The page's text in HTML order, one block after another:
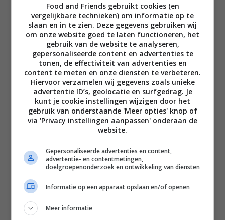
Food and Friends gebruikt cookies (en
vergelijkbare technieken) om informatie op te
slaan en in te zien. Deze gegevens gebruiken wij
om onze website goed te laten functioneren, het
gebruik van de website te analyseren,
gepersonaliseerde content en advertenties te
tonen, de effectiviteit van advertenties en
content te meten en onze diensten te verbeteren.
Hiervoor verzamelen wij gegevens zoals unieke
advertentie ID’s, geolocatie en surfgedrag. Je
kunt je cookie instellingen wijzigen door het
gebruik van onderstaande 'Meer opties' knop of
via 'Privacy instellingen aanpassen' onderaan de
website.
Gepersonaliseerde advertenties en content,
advertentie- en contentmetingen,
doelgroepenonderzoek en ontwikkeling van diensten
Informatie op een apparaat opslaan en/of openen
Meer informatie